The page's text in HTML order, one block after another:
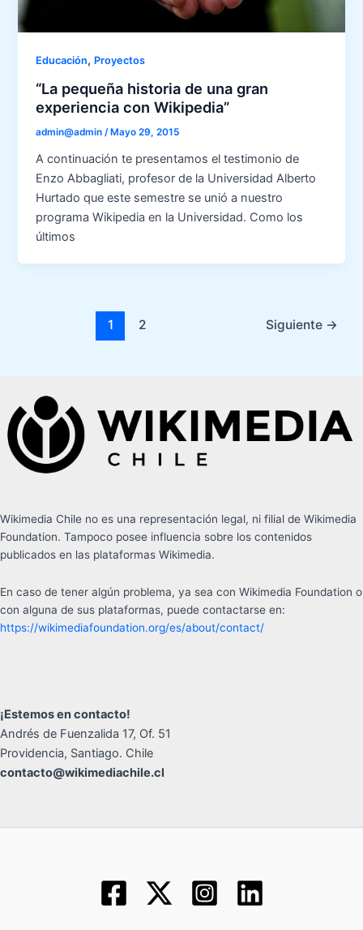
Educación, Proyectos
“La pequeña historia de una gran
experiencia con Wikipedia”
admin@admin /Mayo 29, 2015
A continuación te presentamos el testimonio de
Enzo Abbagliati, profesor de la Universidad Alberto
Hurtado que este semestre se unió a nuestro
programa Wikipedia en la Universidad. Como los
últimos
1 2 Siguiente →
Wikimedia Chile no es una representación legal, ni filial de Wikimedia
Foundation. Tampoco posee influencia sobre los contenidos
publicados en las plataformas Wikimedia.
En caso de tener algún problema, ya sea con Wikimedia Foundation o
con alguna de sus plataformas, puede contactarse en:
https://wikimediafoundation.org/es/about/contact/
¡Estemos en contacto!
Andrés de Fuenzalida 17, Of. 51
Providencia, Santiago. Chile
contacto@wikimediachile.cl